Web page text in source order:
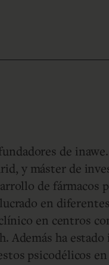
de
y máster de
de fármacos
en
en centros
ha estado
psicodélicos en